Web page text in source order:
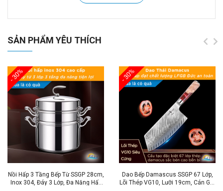
Mềm Mại, Thấm Hút Tốt, 24x76cm, Nhiều Màu
Khám pháKhăn Mặt Cao Cấp Cotton Sợi Trevới
công nghệkháng khuẩn
vượt trội, giúp bảo vệ làn da
của bạn mỗi ngày.
Chất liệu cao cấpgồm
64% sợi
tre và 36% cottonmang lại sự mềm mại, thấm hút
tốt, không gây kích ứng da. Khăn có kích
thước
, phù hợp sử dụng hàng ngày sau khi
rửa mặt, tẩy trang hoặc trong các buổi tập thể dục.
Khăn được thiết kế đặc biệt với khả năng kháng khuẩn,
giúp bảo vệ sức khỏe và mang lại cảm giác sạch sẽ,
SẢN PHẨM YÊU THÍCH
- 30%
Nồi Hấp 3 Tầng Bếp Từ SSGP 28cm,
Inox 304, Đáy 3 Lớp, Đa Năng Hấp
- 30%
Dao Bếp Damascus SSGP 67 Lớp,
Lõi Thép VG10, Lưỡi 19cm, Cán Gỗ,